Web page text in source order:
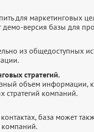
для маркетинговых
версия базы для
из общедоступных
стратегий.
объем информации,
стратегий компаний.
база может
компаний.